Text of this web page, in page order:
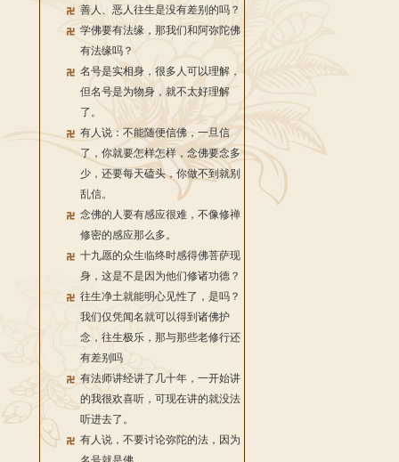
善人、恶人往生是没有差别的吗？
学佛要有法缘，那我们和阿弥陀佛
有法缘吗？
名号是实相身，很多人可以理解，
但名号是为物身，就不太好理解
了。
有人说：不能随便信佛，一旦信
了，你就要怎样怎样，念佛要念多
少，还要每天磕头，你做不到就别
乱信。
念佛的人要有感应很难，不像修禅
修密的感应那么多。
十九愿的众生临终时感得佛菩萨现
身，这是不是因为他们修诸功德？
往生净土就能明心见性了，是吗？
我们仅凭闻名就可以得到诸佛护
念，往生极乐，那与那些老修行还
有差别吗
有法师讲经讲了几十年，一开始讲
的我很欢喜听，可现在讲的就没法
听进去了。
有人说，不要讨论弥陀的法，因为